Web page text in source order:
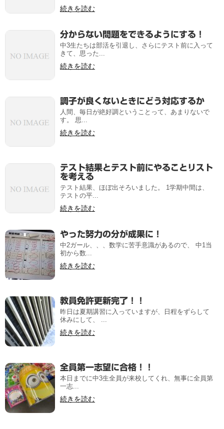
続きを読む
分からない問題をできるようにする！
中3生たちは部活を引退し、さらにテスト前に入って
きて、思った...
続きを読む
調子が良くないときにどう対応するか
人間、毎日が絶好調ということって、あまりないで
す。 思...
続きを読む
テスト結果とテスト前にやることリスト
を考える
テスト結果、ほぼ出そろいました。 1学期中間は、
テストの平...
続きを読む
やった努力の分が成果に！
中2ガール、、、数学に苦手意識があるので、 中1当
初から数...
続きを読む
教員免許更新完了！！
昨日は夏期講習に入っていますが、日程をずらして
休みにして、 ...
続きを読む
全員第一志望に合格！！
本日までに中3生全員が来校してくれ、無事に全員第
一志...
続きを読む